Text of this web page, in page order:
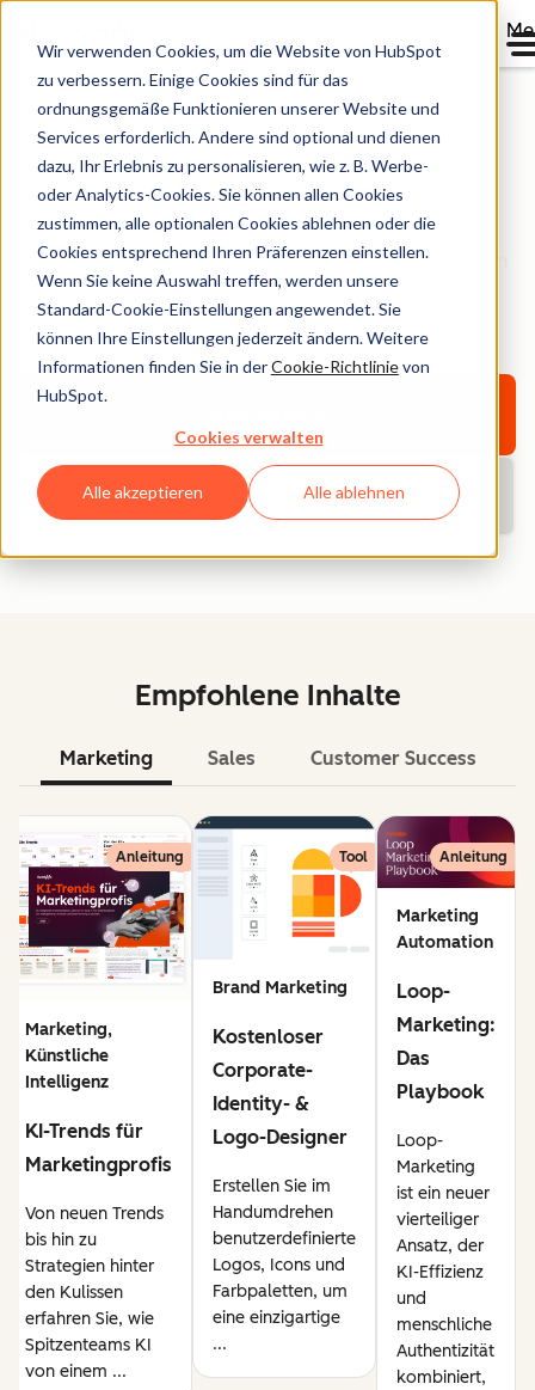
Wir verwenden Cookies, um die Website von HubSpot
zu verbessern. Einige Cookies sind für das
ordnungsgemäße Funktionieren unserer Website und
Services erforderlich. Andere sind optional und dienen
dazu, Ihr Erlebnis zu personalisieren, wie z. B. Werbe-
oder Analytics-Cookies. Sie können allen Cookies
zustimmen, alle optionalen Cookies ablehnen oder die
Cookies entsprechend Ihren Präferenzen einstellen.
Wenn Sie keine Auswahl treffen, werden unsere
Standard-Cookie-Einstellungen angewendet. Sie
können Ihre Einstellungen jederzeit ändern. Weitere
Informationen finden Sie in derCookie-Richtlinievon
HubSpot.
Cookies verwalten
Alle akzeptieren Alle ablehnen
HubSpot Bibliothek
Entdecken Sie E-Books, Tools, Guides, Vorlagen und
Berichte – alles für Ihr Unternehmenswachstum. Filtern
Sie nach Thema oder Format und finden Sie das
Richtige.
Aktuelle Berichte
Empfohlene Inhalte
Marketing Sales Customer Success
Anleitung
Marketing,
Künstliche
Intelligenz
KI-Trends für
Marketingprofis
Von neuen Trends
bis hin zu
Strategien hinter
den Kulissen
erfahren Sie, wie
Spitzenteams KI
von einem ...
Tool
Brand Marketing
Kostenloser
Corporate-
Identity- &
Logo-Designer
Erstellen Sie im
Handumdrehen
benutzerdefinierte
Logos, Icons und
Farbpaletten, um
eine einzigartige
...
Anleitung
Marketing
Automation
Loop-
Marketing:
Das
Playbook
Loop-
Marketing
ist ein neuer
vierteiliger
Ansatz, der
KI-Effizienz
und
menschliche
Authentizität
kombiniert,